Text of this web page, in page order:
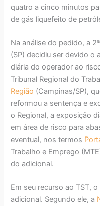
quatro a cinco minutos
de gás liquefeito de
Na análise do pedido, a
(SP) decidiu ser devido o
diária do operador ao
Tribunal Regional do
Região (Campinas/SP),
reformou a sentença e
o Regional, a exposição
em área de risco para
eventual, nos termos
Trabalho e Emprego
do adicional.
Em seu recurso ao TST,
adicional. Segundo ele, a